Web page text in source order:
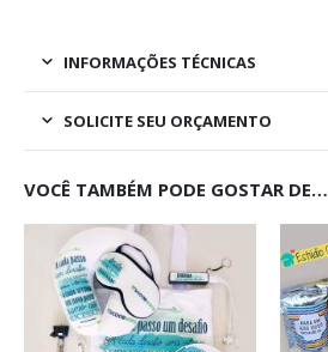
INFORMAÇÕES TÉCNICAS
SOLICITE SEU ORÇAMENTO
VOCÊ TAMBÉM PODE GOSTAR DE…